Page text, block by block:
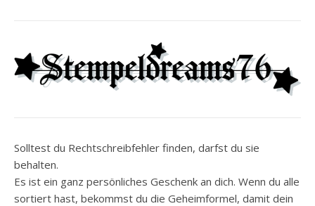
Solltest du Rechtschreibfehler finden, darfst du sie
behalten.
Es ist ein ganz persönliches Geschenk an dich. Wenn du alle
sortiert hast, bekommst du die Geheimformel, damit dein